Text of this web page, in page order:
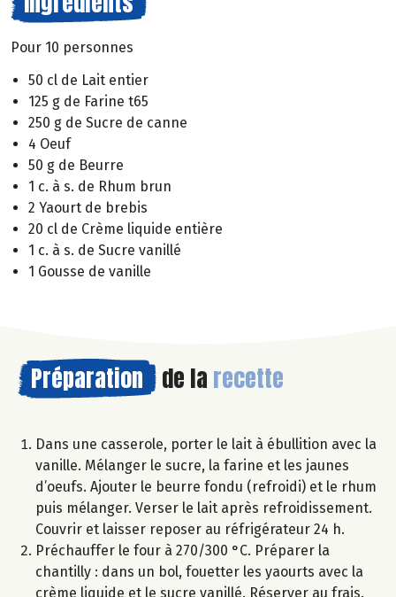
Pour 10 personnes
50 cl de Lait entier
125 g de Farine t65
250 g de Sucre de canne
4 Oeuf
50 g de Beurre
1 c. à s. de Rhum brun
2 Yaourt de brebis
20 cl de Crème liquide entière
1 c. à s. de Sucre vanillé
1 Gousse de vanille
Préparation de la recette
Dans une casserole, porter le lait à ébullition avec la
vanille. Mélanger le sucre, la farine et les jaunes
d’oeufs. Ajouter le beurre fondu (refroidi) et le rhum
puis mélanger. Verser le lait après refroidissement.
Couvrir et laisser reposer au réfrigérateur 24 h.
Préchauffer le four à 270/300 °C. Préparer la
chantilly : dans un bol, fouetter les yaourts avec la
crème liquide et le sucre vanillé. Réserver au frais.